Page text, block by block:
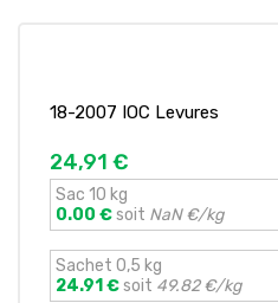
18-2007 IOC Levures
24,91 €
Sac 10 kg
0.00 €soit NaN €/kg
Sachet 0,5 kg
24.91 €soit 49.82 €/kg